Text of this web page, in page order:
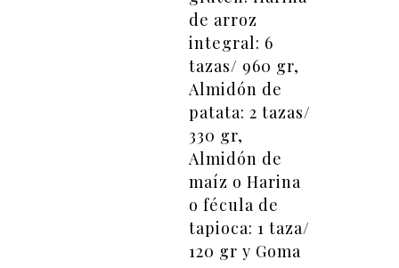
de arroz
integral: 6
tazas/ 960 gr,
Almidón de
patata: 2 tazas/
330 gr,
Almidón de
maíz o Harina
o fécula de
tapioca: 1 taza/
120 gr y Goma